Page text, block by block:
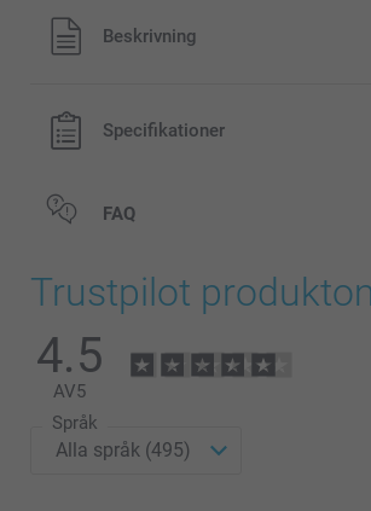
Alla priser är i svenska kronor (SEK),
exklusive porto.
Beskrivning
Specifikationer
FAQ
Trustpilot
4.5
AV5
Språk